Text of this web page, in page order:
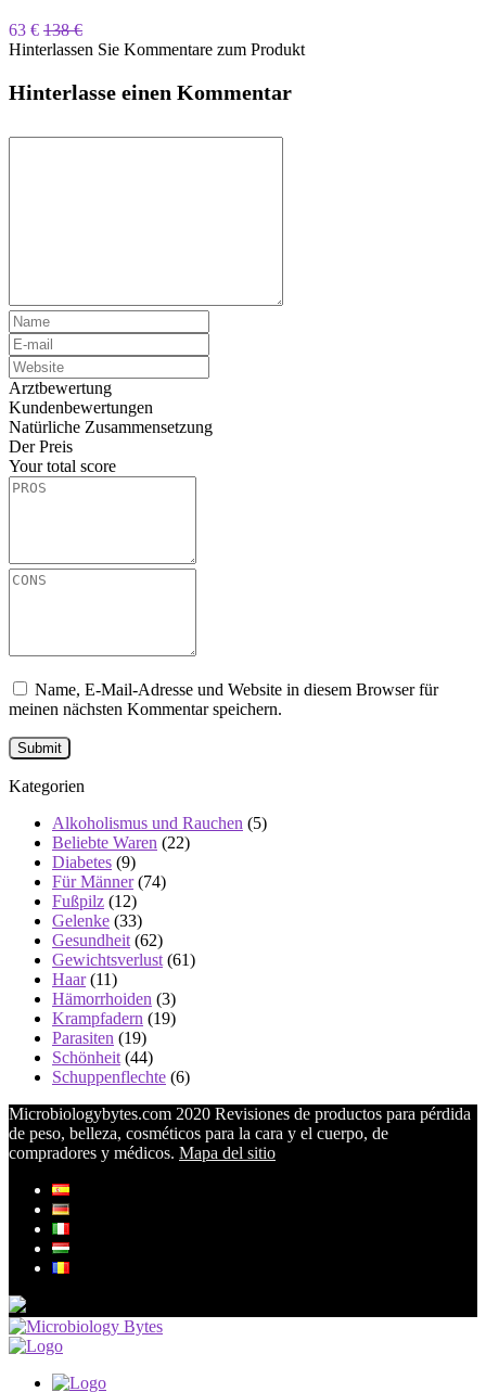
63 € 138 €
Hinterlassen Sie Kommentare zum Produkt
Hinterlasse einen Kommentar
Arztbewertung
Kundenbewertungen
Natürliche Zusammensetzung
Der Preis
Your total score
Name, E-Mail-Adresse und Website in diesem Browser für
meinen nächsten Kommentar speichern.
Kategorien
Alkoholismus und Rauchen (5)
Beliebte Waren (22)
Diabetes (9)
Für Männer(74)
Fußpilz (12)
Gelenke (33)
Gesundheit (62)
Gewichtsverlust (61)
Haar(11)
Hämorrhoiden (3)
Krampfadern (19)
Parasiten (19)
Schönheit (44)
Schuppenflechte (6)
Microbiologybytes.com 2020 Revisiones de productos para pérdida
de peso, belleza, cosméticos para la cara y el cuerpo, de
compradores y médicos. Mapa del sitio